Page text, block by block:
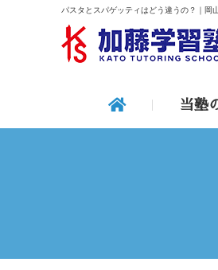
パスタとスパゲッティはどう違うの？｜岡
当塾